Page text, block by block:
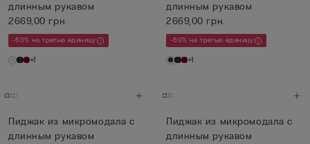
длинным рукавом
2669,00 грн.
-50% на третью единицу
+1
длинным рукавом
2669,00 грн.
-50% на третью единицу
+1
Пиджак из микромодала с
длинным рукавом
Пиджак из микромодала с
длинным рукавом